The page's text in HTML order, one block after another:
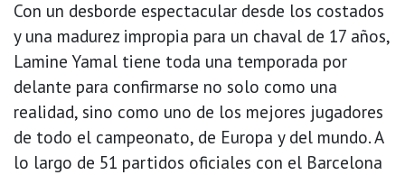
Con un desborde espectacular desde los costados
y una madurez impropia para un chaval de 17 años,
Lamine Yamal tiene toda una temporada por
delante para confirmarse no solo como una
realidad, sino como uno de los mejores jugadores
de todo el campeonato, de Europa y del mundo. A
lo largo de 51 partidos oficiales con el Barcelona